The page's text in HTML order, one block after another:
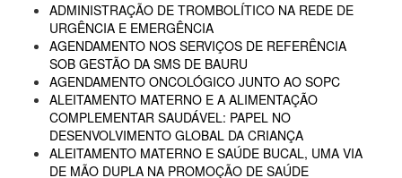
ADMINISTRAÇÃO DE TROMBOLÍTICO NA REDE DE
URGÊNCIA E EMERGÊNCIA
AGENDAMENTO NOS SERVIÇOS DE REFERÊNCIA
SOB GESTÃO DA SMS DE BAURU
AGENDAMENTO ONCOLÓGICO JUNTO AO SOPC
ALEITAMENTO MATERNO E A ALIMENTAÇÃO
COMPLEMENTAR SAUDÁVEL: PAPEL NO
DESENVOLVIMENTO GLOBAL DA CRIANÇA
ALEITAMENTO MATERNO E SAÚDE BUCAL, UMA VIA
DE MÃO DUPLA NA PROMOÇÃO DE SAÚDE